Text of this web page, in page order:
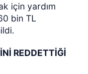
için yardım
bin TL
REDDETTİĞİ